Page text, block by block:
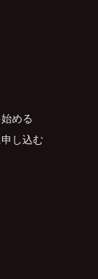
める
し込む